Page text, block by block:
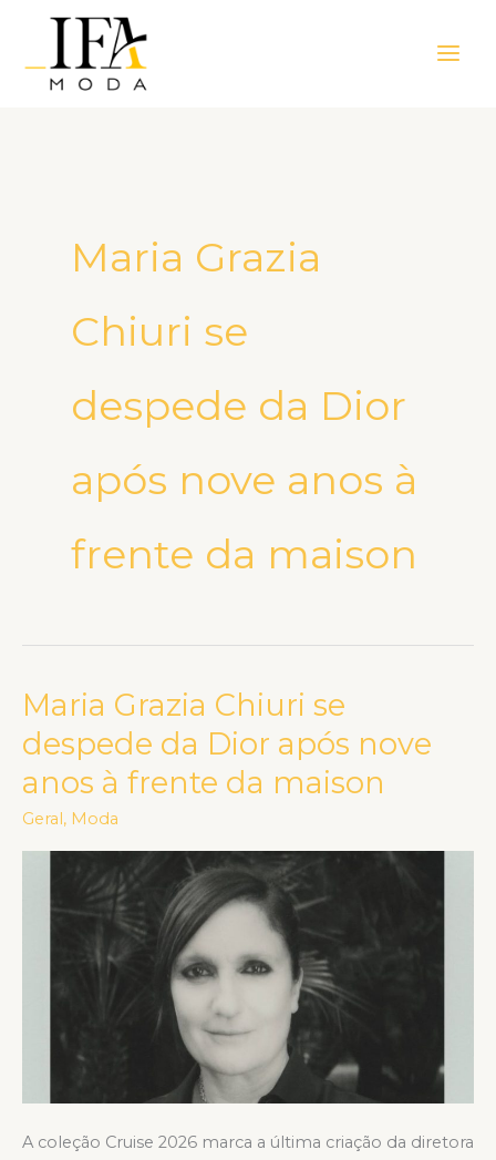
Menu
Maria Grazia
Chiuri se
despede da Dior
após nove anos à
frente da maison
Maria Grazia Chiuri se
despede da Dior após nove
anos à frente da maison
Geral , Moda
A coleção Cruise 2026 marca a última criação da diretora
Maria
Grazia
Chiuri
se
despede
da
após
maison